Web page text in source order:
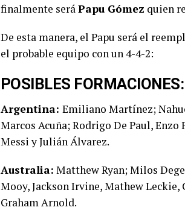
finalmente seráPapu Gómez quien
De esta manera, el Papu será el
el probable equipo con un 4-4-2:
POSIBLES FORMACIONES:
Argentina: Emiliano Martínez;
Marcos Acuña; Rodrigo De Paul,
Messi y Julián Álvarez.
Australia: Matthew Ryan; Milos
Mooy, Jackson Irvine, Mathew
Graham Arnold.